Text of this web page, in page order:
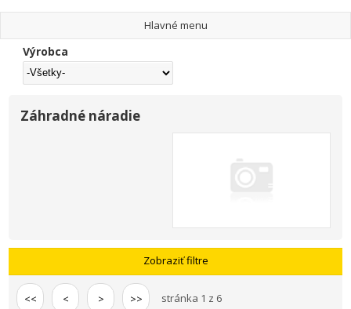
Hlavné menu
Výrobca
Záhradné náradie
Zobraziť filtre
<< < > >> stránka 1 z 6